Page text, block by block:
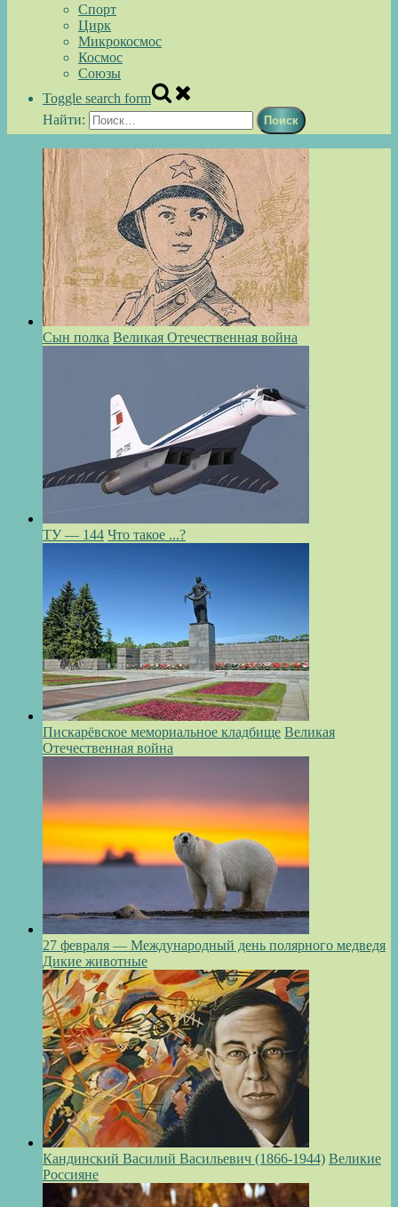
Спорт
Цирк
Микрокосмос
Космос
Союзы
Toggle search form
Найти:
Сын полка Великая Отечественная война
ТУ — 144 Что такое ...?
Пискарёвское мемориальное кладбище Великая
Отечественная война
27 февраля — Международный день полярного медведя
Дикие животные
Кандинский Василий Васильевич (1866-1944) Великие
Россияне